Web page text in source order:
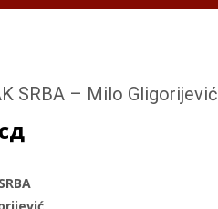
SRBA – Milo Gligorijević